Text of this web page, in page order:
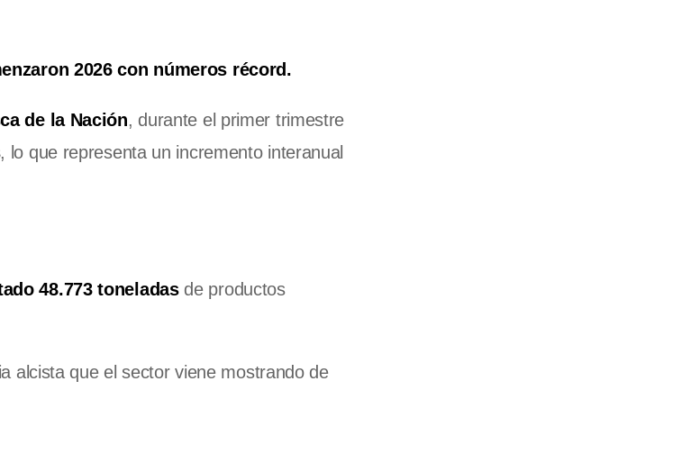
2026 con números récord.
de la Nación, durante el primer trimestre
, lo que representa un incremento interanual
48.773 toneladasde productos
alcista que el sector viene mostrando de